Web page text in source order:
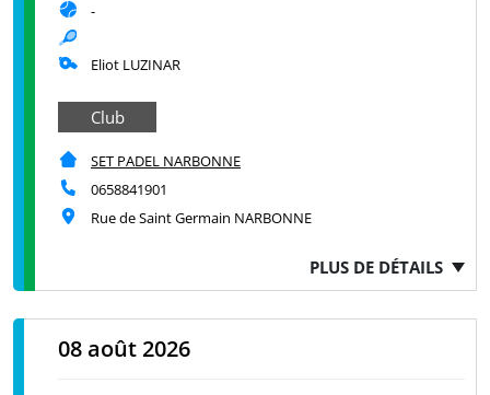
-
Eliot LUZINAR
Club
SET PADEL NARBONNE
0658841901
Rue de Saint Germain NARBONNE
PLUS DE DÉTAILS
08 août 2026